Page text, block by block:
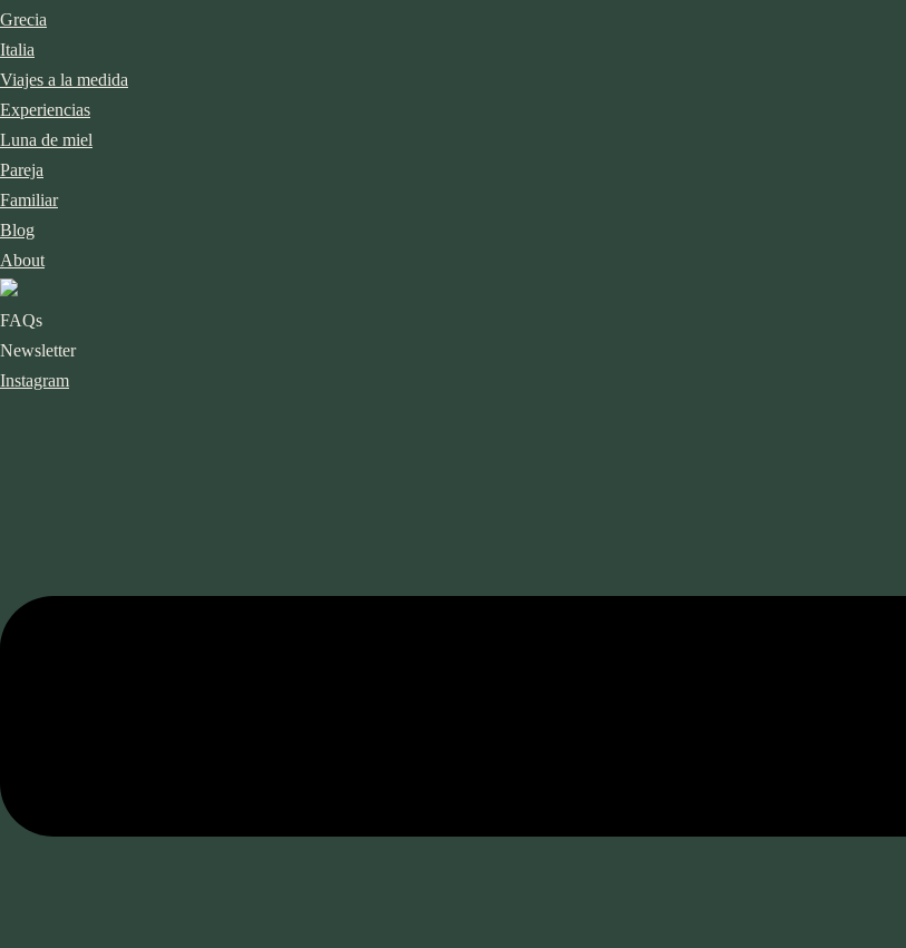
Grecia
Italia
Viajes a la medida
Experiencias
Luna de miel
Pareja
Familiar
Blog
About
FAQs
Newsletter
Instagram